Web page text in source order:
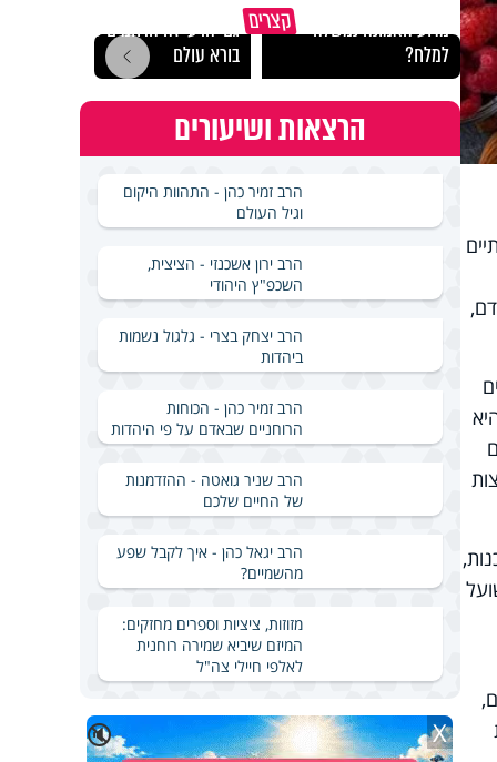
קצרים
מדוע האמונה נמשלה
למלח?
גם ׳הרע׳ זה הרחמים של
בורא עולם
הרצאות ושיעורים
הרב זמיר כהן - התהוות היקום
וגיל העולם
הרב ירון אשכנזי - הציצית,
השכפ"ץ היהודי
הרב יצחק בצרי - גלגול נשמות
ביהדות
הרב זמיר כהן - הכוחות
הרוחניים שבאדם על פי היהדות
הרב שניר גואטה - ההזדמנות
של החיים שלכם
הרב יגאל כהן - איך לקבל שפע
מהשמיים?
מזוזות, ציציות וספרים מחזקים:
המיזם שיביא שמירה רוחנית
לאלפי חיילי צה"ל
🔇 X